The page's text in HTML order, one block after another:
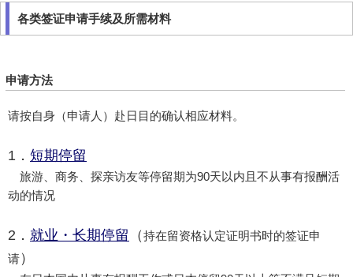
各类签证申请手续及所需材料
申请方法
请按自身（申请人）赴日目的确认相应材料。
1． 短期停留
旅游、商务、探亲访友等停留期为90天以内且不从事有报酬活
动的情况
2． 就业・长期停留 （持在留资格认定证明书时的签证申
请）